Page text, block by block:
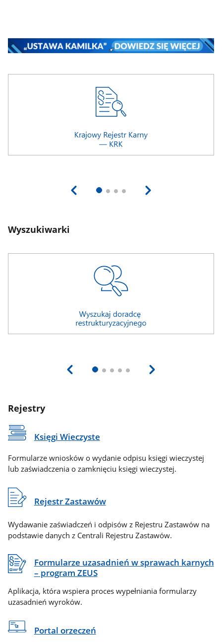
Wyszukiwarki
Rejestry
Księgi Wieczyste
Formularze wniosków o wydanie odpisu księgi wieczystej
lub zaświadczenia o zamknięciu księgi wieczystej.
Rejestr Zastawów
Wydawanie zaświadczeń i odpisów z Rejestru Zastawów na
podstawie danych z Centrali Rejestru Zastawów.
Formularze uzasadnień w sprawach karnych
– program ZEUS
Aplikacja, która wspiera proces wypełniania formularzy
uzasadnień wyroków.
Portal orzeczeń